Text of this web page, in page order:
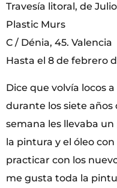
Travesía litoral, de
Plastic Murs
C / Dénia, 45. Valencia
Hasta el 8 de febrero
Dice que volvía locos
durante los siete años
semana les llevaba
la pintura y el óleo
practicar con los
me gusta toda la